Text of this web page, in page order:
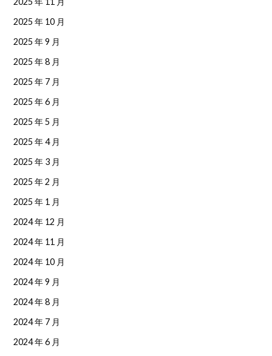
2025 年 10 月
2025 年 9 月
2025 年 8 月
2025 年 7 月
2025 年 6 月
2025 年 5 月
2025 年 4 月
2025 年 3 月
2025 年 2 月
2025 年 1 月
2024 年 12 月
2024 年 11 月
2024 年 10 月
2024 年 9 月
2024 年 8 月
2024 年 7 月
2024 年 6 月